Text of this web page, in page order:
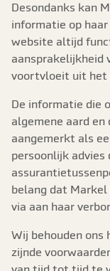
Desondanks kan
informatie op
website altijd
aansprakelijkheid
voortvloeit uit het
De informatie die
algemene aard
aangemerkt als
persoonlijk
belang dat
via aan haar
Wij behouden ons
zijnde